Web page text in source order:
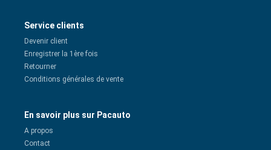
Service clients
Devenir client
Enregistrer la 1ère fois
Retourner
Conditions générales de vente
En savoir plus sur Pacauto
A propos
Contact